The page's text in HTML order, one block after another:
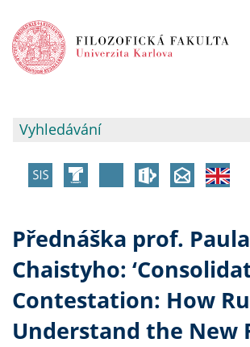
Přednáška prof. Paula
Chaistyho:
Contestation: How
Understand the New